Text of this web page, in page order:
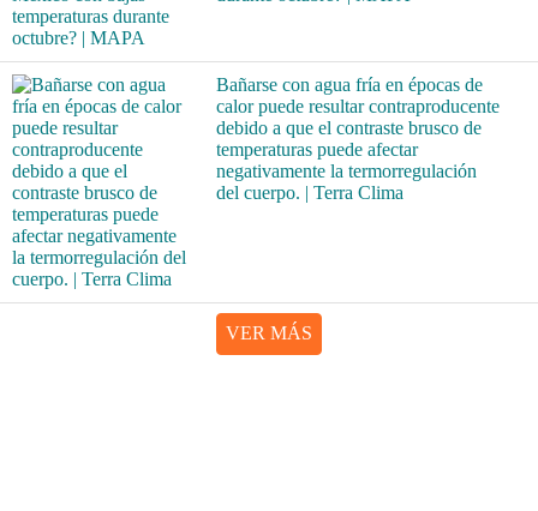
Bañarse con agua fría en épocas de
calor puede resultar contraproducente
debido a que el contraste brusco de
temperaturas puede afectar
negativamente la termorregulación
del cuerpo. | Terra Clima
VER MÁS